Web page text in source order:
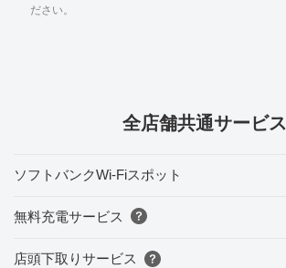
ださい。
全店舗共通サービス
ソフトバンクWi-Fiスポット
無料充電サービス
店頭下取りサービス